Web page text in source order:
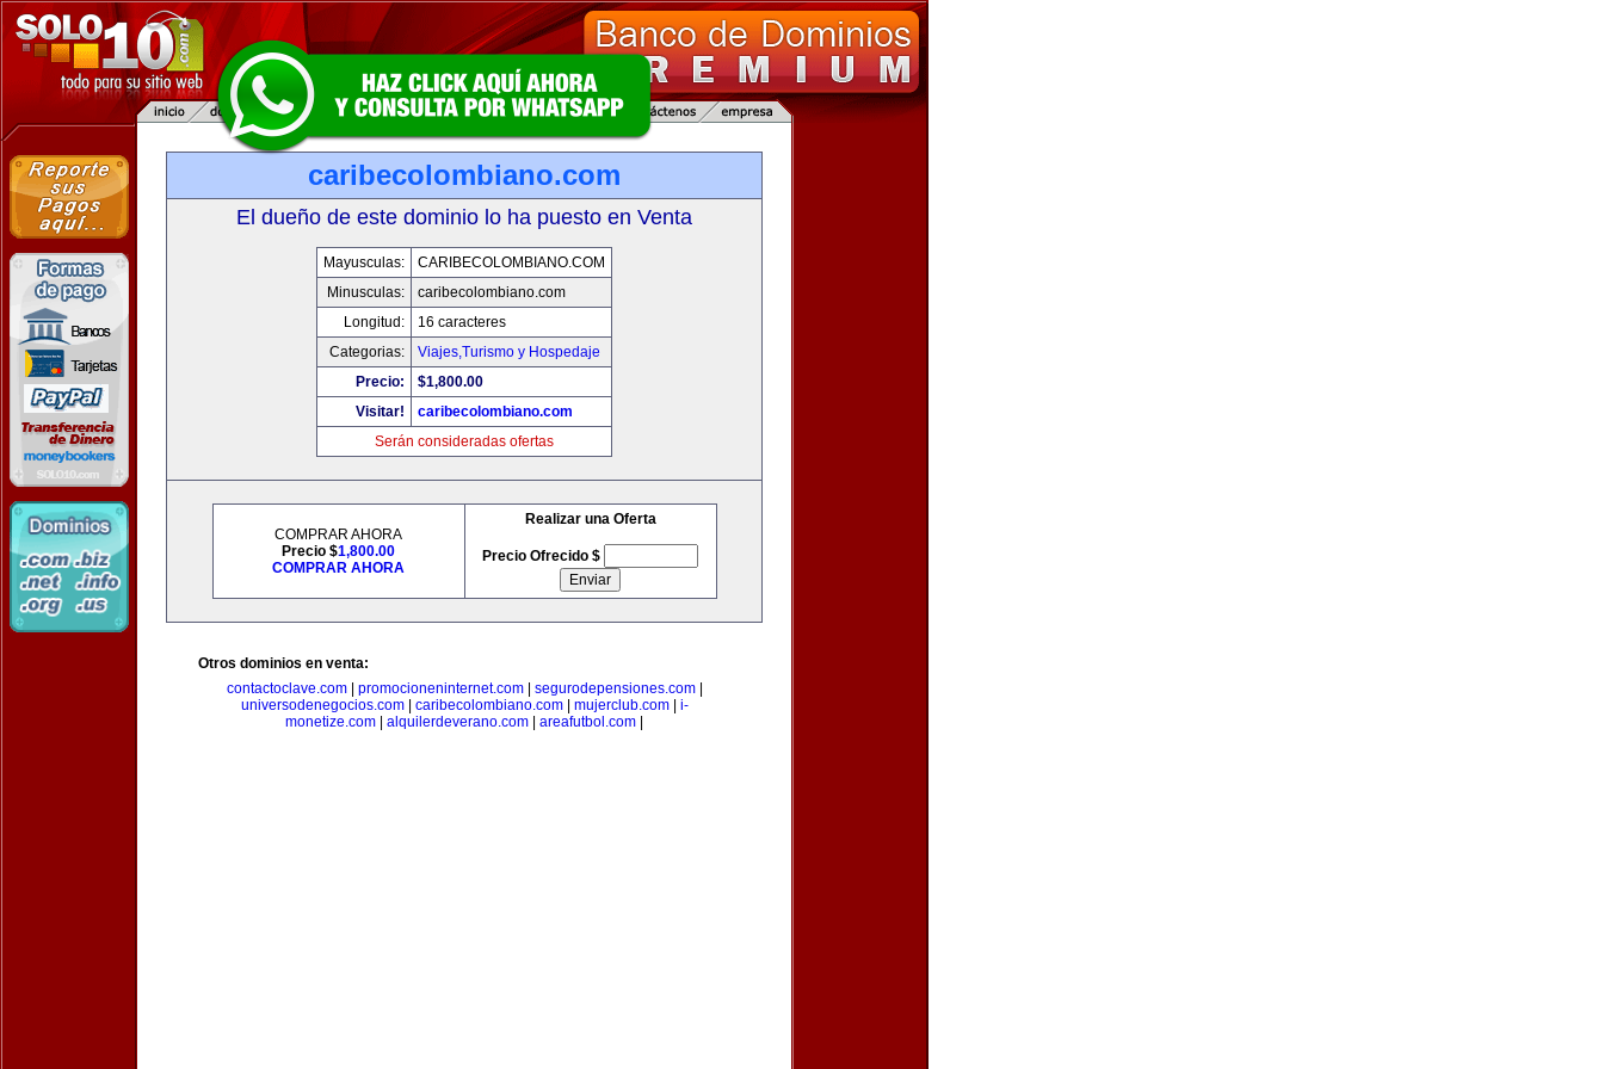
caribecolombiano.com
El dueño de este dominio lo ha puesto en Venta
Mayusculas:
CARIBECOLOMBIANO.COM
Minusculas:
caribecolombiano.com
Longitud:
16 caracteres
Categorias:
Viajes,Turismo y Hospedaje
Precio:
$1,800.00
Visitar!
caribecolombiano.com
Serán consideradas ofertas
COMPRAR AHORA
Precio $1,800.00
COMPRAR AHORA
Realizar una Oferta
Precio Ofrecido $
Otros dominios en venta:
contactoclave.com| promocioneninternet.com| segurodepensiones.com|
universodenegocios.com| caribecolombiano.com| mujerclub.com| i-
monetize.com
alquilerdeverano.com areafutbol.com